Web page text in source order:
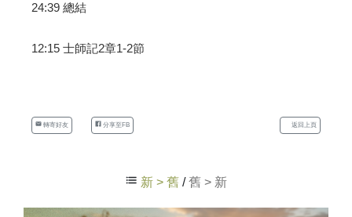
24:39 總結
12:15 士師記2章1-2節
轉寄好友 分享至FB 返回上頁
新 > 舊 /舊 > 新